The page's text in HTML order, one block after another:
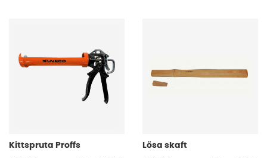
Kittspruta Proffs Lösa skaft